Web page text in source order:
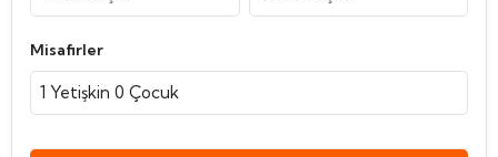
Misafirler
1 Yetişkin 0 Çocuk